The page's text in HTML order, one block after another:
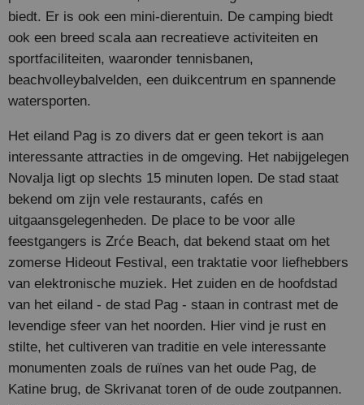
biedt. Er is ook een mini-dierentuin. De camping biedt
ook een breed scala aan recreatieve activiteiten en
sportfaciliteiten, waaronder tennisbanen,
beachvolleybalvelden, een duikcentrum en spannende
watersporten.
Het eiland Pag is zo divers dat er geen tekort is aan
interessante attracties in de omgeving. Het nabijgelegen
Novalja ligt op slechts 15 minuten lopen. De stad staat
bekend om zijn vele restaurants, cafés en
uitgaansgelegenheden. De place to be voor alle
feestgangers is Zrće Beach, dat bekend staat om het
zomerse Hideout Festival, een traktatie voor liefhebbers
van elektronische muziek. Het zuiden en de hoofdstad
van het eiland - de stad Pag - staan in contrast met de
levendige sfeer van het noorden. Hier vind je rust en
stilte, het cultiveren van traditie en vele interessante
monumenten zoals de ruïnes van het oude Pag, de
Katine brug, de Skrivanat toren of de oude zoutpannen.